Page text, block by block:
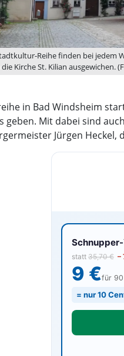
Reihe finden bei jedem
Kirche St. Kilian ausgewichen.
in Bad Windsheim
geben. Mit dabei sind
Jürgen
statt 35,70 € –
9 €für 90
= nur 10